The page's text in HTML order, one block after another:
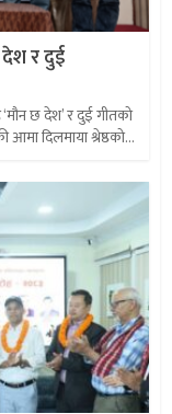
र दुई
छ देश’ र दुई गीतको
आमा दिलमाया श्रेष्ठको...